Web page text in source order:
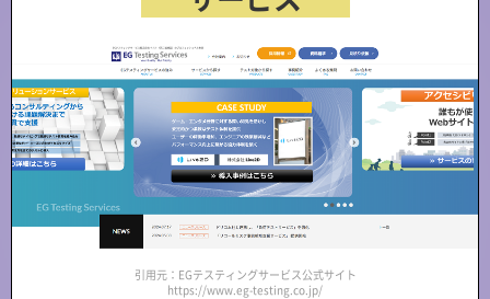
引用元：EGテスティングサービス公式サイト
https://www.eg-testing.co.jp/